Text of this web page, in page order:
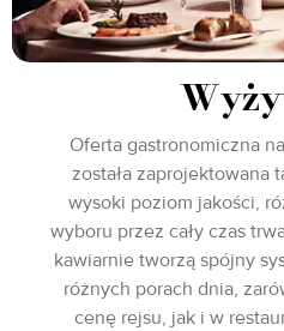
Oferta gastronomiczna
została zaprojektowana
wysoki poziom jakości,
wyboru przez cały czas
kawiarnie tworzą spójny
różnych porach dnia,
cenę rejsu, jak i w